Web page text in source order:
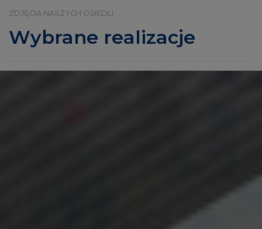
ZDJĘCIA NASZYCH OSIEDLI
Wybrane realizacje